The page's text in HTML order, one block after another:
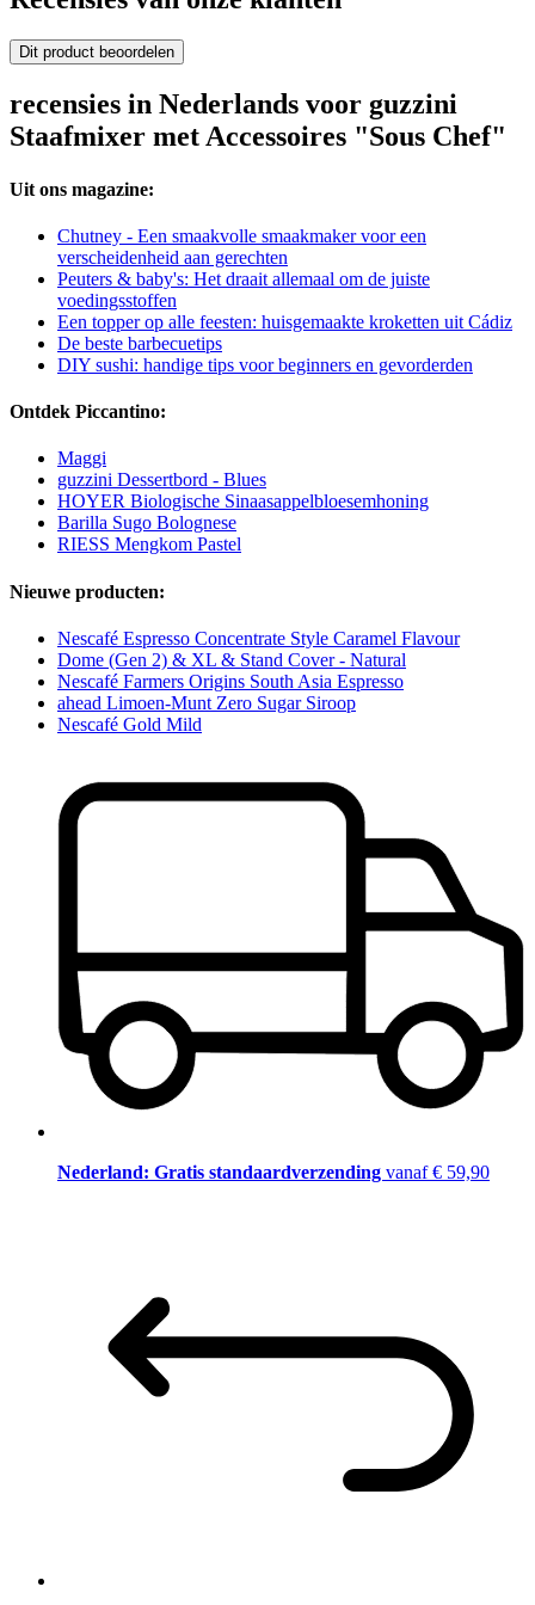
Dit product beoordelen
recensies in Nederlands voor guzzini
Staafmixer met Accessoires "Sous Chef"
Uit ons magazine:
Chutney - Een smaakvolle smaakmaker voor een
verscheidenheid aan gerechten
Peuters & baby's: Het draait allemaal om de juiste
voedingsstoffen
Een topper op alle feesten: huisgemaakte kroketten uit Cádiz
De beste barbecuetips
DIY sushi: handige tips voor beginners en gevorderden
Ontdek Piccantino:
Maggi
guzzini Dessertbord - Blues
HOYER Biologische Sinaasappelbloesemhoning
Barilla Sugo Bolognese
RIESS Mengkom Pastel
Nieuwe producten:
Nescafé Espresso Concentrate Style Caramel Flavour
Dome (Gen 2) & XL & Stand Cover - Natural
Nescafé Farmers Origins South Asia Espresso
ahead Limoen-Munt Zero Sugar Siroop
Nescafé Gold Mild
Nederland: Gratis standaardverzending vanaf € 59,90